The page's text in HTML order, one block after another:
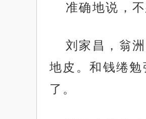
准确地说，
刘家昌，翁
地皮。和钱绻
了。